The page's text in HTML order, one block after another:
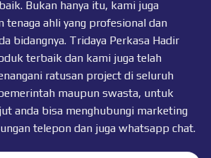
Bukan hanya itu, kami juga
tenaga ahli yang profesional dan
bidangnya. Tridaya Perkasa Hadir
terbaik dan kami juga telah
ratusan project di seluruh
maupun swasta, untuk
anda bisa menghubungi marketing
telepon dan juga whatsapp chat.